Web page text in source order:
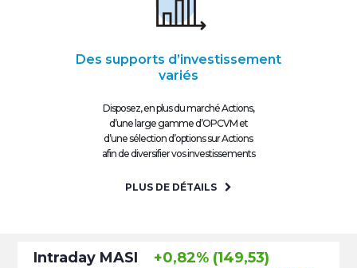
Des supports d’investissement
variés
Disposez, en plus du marché Actions,
d’une large gamme d’OPCVM et
d’une sélection d’options sur Actions
afin de diversifier vos investissements
PLUS DE DÉTAILS
Intraday MASI +0,82% (149,53)